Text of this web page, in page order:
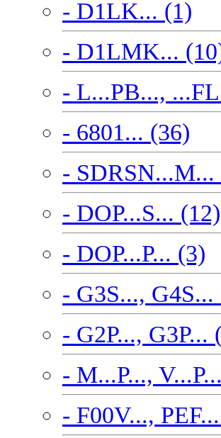
- D1LK... (1)
- D1LMK...
- L...PB...,
- 6801... (36)
- SDRSN...M...
- DOP...S... (12)
- DOP...P... (3)
- G3S..., G4S...
- G2P..., G3P...
- M...P...,
- F00V...,